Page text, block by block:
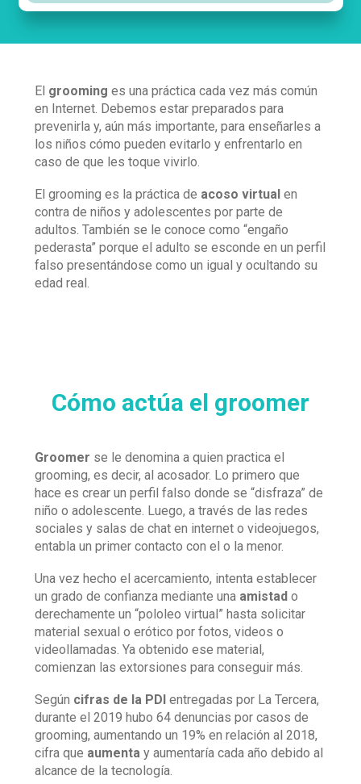
El grooming es una práctica cada vez más común
en Internet. Debemos estar preparados para
prevenirla y, aún más importante, para enseñarles a
los niños cómo pueden evitarlo y enfrentarlo en
caso de que les toque vivirlo.
El grooming es la práctica de acoso virtual en
contra de niños y adolescentes por parte de
adultos. También se le conoce como “engaño
pederasta” porque el adulto se esconde en un perfil
falso presentándose como un igual y ocultando su
edad real.
Cómo actúa el groomer
Groomer se le denomina a quien practica el
grooming, es decir, al acosador. Lo primero que
hace es crear un perfil falso donde se “disfraza” de
niño o adolescente. Luego, a través de las redes
sociales y salas de chat en internet o videojuegos,
entabla un primer contacto con el o la menor.
Una vez hecho el acercamiento, intenta establecer
un grado de confianza mediante una amistad o
derechamente un “pololeo virtual” hasta solicitar
material sexual o erótico por fotos, videos o
videollamadas. Ya obtenido ese material,
comienzan las extorsiones para conseguir más.
Según cifras de la PDI entregadas por La Tercera,
durante el 2019 hubo 64 denuncias por casos de
grooming, aumentando un 19% en relación al 2018,
cifra que aumenta y aumentaría cada año debido al
alcance de la tecnología.